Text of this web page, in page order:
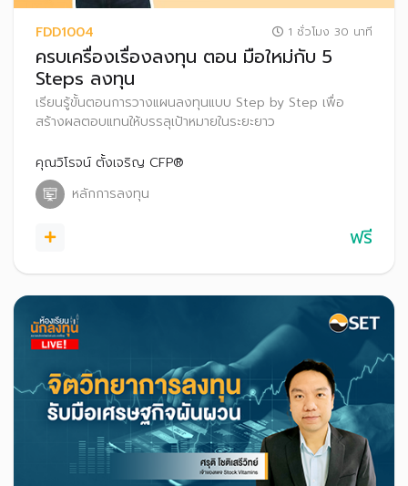
FDD1004 1 ชั่วโมง 30 นาที
ครบเครื่องเรื่องลงทุน ตอน มือใหม่กับ 5
Steps ลงทุน
เรียนรู้ขั้นตอนการวางแผนลงทุนแบบ Step by Step เพื่อ
สร้างผลตอบแทนให้บรรลุเป้าหมายในระยะยาว
คุณวิโรจน์ ตั้งเจริญ CFP®
หลักการลงทุน
ฟรี